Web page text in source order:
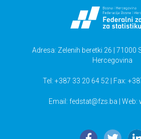
Adresa: Zelenih beretki 26 | 71000
Hercegovina
Tel: +387 33 20 64 52 | Fax:
Email: fedstat@fzs.ba |